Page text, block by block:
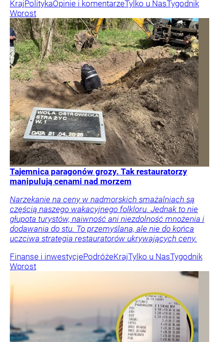
KrajPolitykaOpinie i komentarzeTylko u NasTygodnik
Wprost
Tajemnica paragonów grozy. Tak restauratorzy
manipulują cenami nad morzem
Narzekanie na ceny w nadmorskich smażalniach są
częścią naszego wakacyjnego folkloru. Jednak to nie
głupota turystów, naiwność ani niezdolność mnożenia i
dodawania do stu. To przemyślana, ale nie do końca
uczciwa strategia restauratorów ukrywających ceny.
Finanse i inwestycjePodróżeKrajTylko u NasTygodnik
Wprost